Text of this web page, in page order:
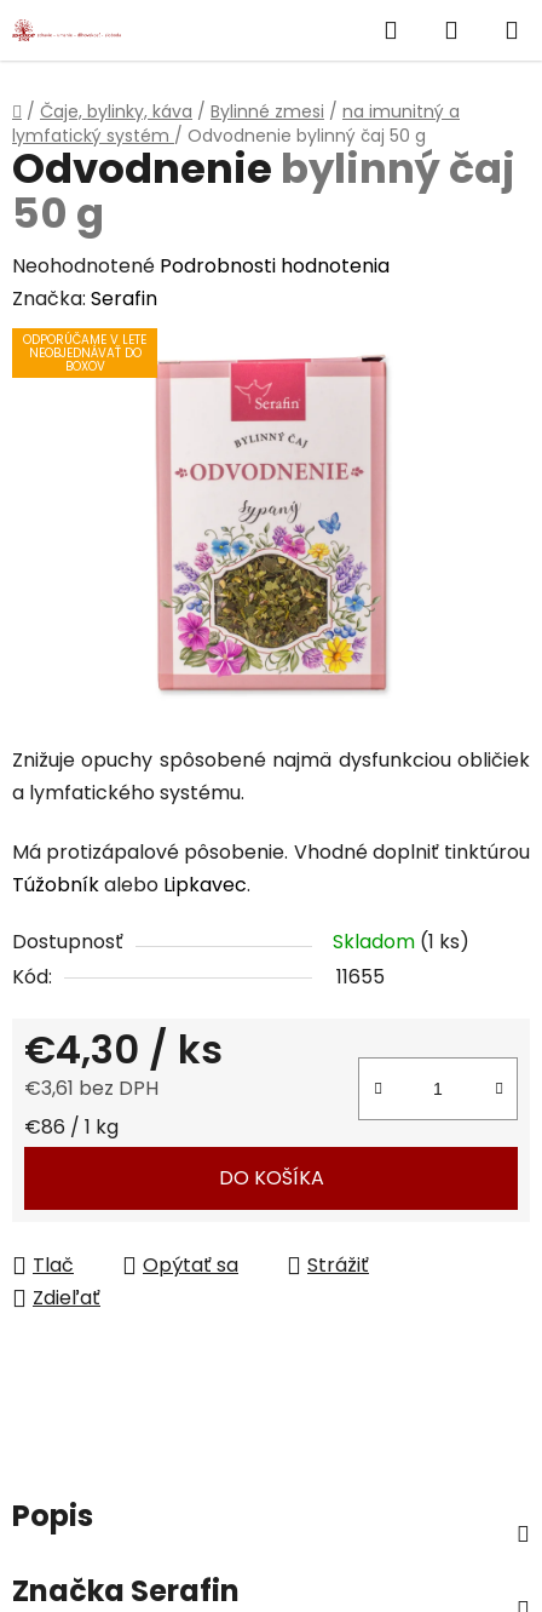
Prejsť
na
Hľadať
KOŠÍK
Domov
/ Čaje, bylinky, káva / Bylinné zmesi / na imunitný a
lymfatický systém / Odvodnenie bylinný čaj 50 g
Znižuje opuchy spôsobené najmä dysfunkciou obličiek
a lymfatického systému.
Má protizápalové pôsobenie. Vhodné doplniť tinktúrou
Túžobníkalebo Lipkavec.
Dostupnosť Skladom (1 ks)
Kód:
11655
€4,30 / ks
€3,61 bez DPH
Jednotková cena:
€86 / 1 kg
DO KOŠÍKA
Tlač Opýtať sa
Strážiť
Zdieľať
Odvodnenie bylinný čaj
50 g
Priemerné
hodnotenie
produktu
Neohodnotené Podrobnosti hodnotenia
Značka: Serafin
ODPORÚČAME V LETE
NEOBJEDNÁVAŤ DO
BOXOV
Popis
Značka Serafin